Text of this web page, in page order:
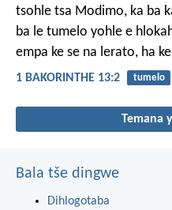
tsohle tsa Modimo, ka ba
ba le tumelo yohle e
empa ke se na lerato, ha
1 BAKORINTHE 13:2 tumelo
Temana
Bala tše dingwe
Dihlogotaba